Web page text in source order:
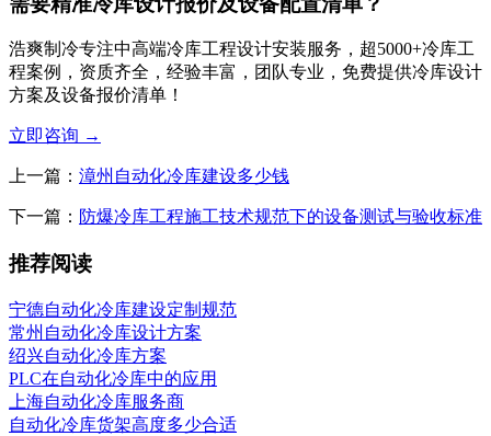
浩爽制冷专注中高端冷库工程设计安装服务，超5000+冷库工
程案例，资质齐全，经验丰富，团队专业，免费提供冷库设计
方案及设备报价清单！
立即咨询 →
上一篇： 漳州自动化冷库建设多少钱
下一篇： 防爆冷库工程施工技术规范下的设备测试与验收标准
推荐阅读
宁德自动化冷库建设定制规范
常州自动化冷库设计方案
绍兴自动化冷库方案
PLC在自动化冷库中的应用
上海自动化冷库服务商
自动化冷库货架高度多少合适